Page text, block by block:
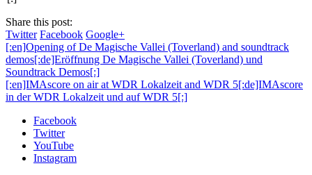
Share this post:
Twitter Facebook Google+
[:en]Opening of De Magische Vallei (Toverland) and soundtrack
demos[:de]Eröffnung De Magische Vallei (Toverland) und
Soundtrack Demos[:]
[:en]IMAscore on air at WDR Lokalzeit and WDR 5[:de]IMAscore
in der WDR Lokalzeit und auf WDR 5[:]
Facebook
Twitter
YouTube
Instagram